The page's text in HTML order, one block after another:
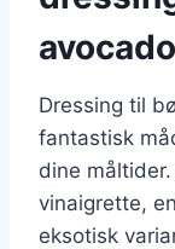
avocado
Dressing til
fantastisk
dine
vinaigrette,
eksotisk